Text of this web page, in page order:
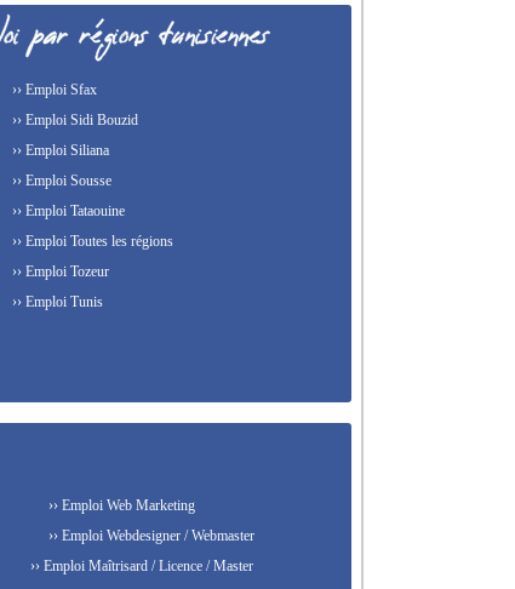
›› Emploi Sfax
›› Emploi Sidi Bouzid
›› Emploi Siliana
›› Emploi Sousse
›› Emploi Tataouine
›› Emploi Toutes les régions
›› Emploi Tozeur
›› Emploi Tunis
›› Emploi Web Marketing
›› Emploi Webdesigner / Webmaster
›› Emploi Maîtrisard / Licence / Master